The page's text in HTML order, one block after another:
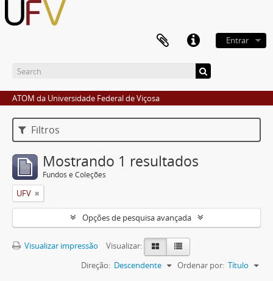
Entrar
ATOM da Universidade Federal de Viçosa
Filtros
Mostrando 1 resultados
Fundos e Coleções
UFV
Opções de pesquisa avançada
Visualizar impressão
Visualizar:
Ordenar por: Título
Direção: Descendente